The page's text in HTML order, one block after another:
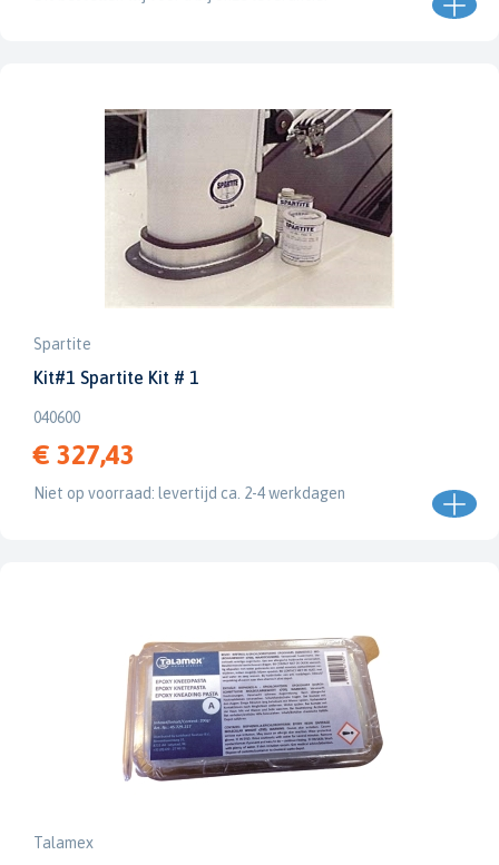
Spartite
Kit#1 Spartite Kit # 1
040600
€ 327,43
Niet op voorraad: levertijd ca. 2-4 werkdagen
Talamex